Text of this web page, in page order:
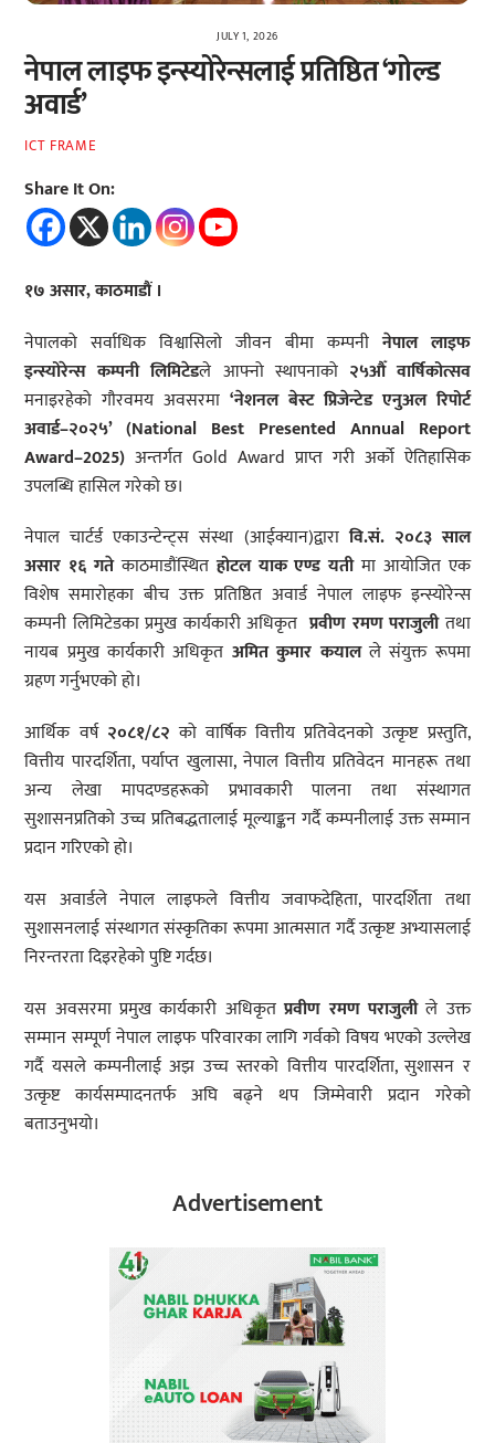
JULY 1, 2026
नेपाल लाइफ इन्स्योरेन्सलाई प्रतिष्ठित ‘गोल्ड
अवार्ड’
ICT FRAME
Share It On:
१७ असार, काठमाडौं ।
नेपालको सर्वाधिक विश्वासिलो जीवन बीमा कम्पनीनेपाललाइफ
इन्स्योरेन्सकम्पनीलिमिटेडले आफ्नो स्थापनाको २५औँवार्षिकोत्सव
मनाइरहेको गौरवमय अवसरमा‘नेशनलबेस्टप्रिजेन्टेडएनुअलरिपोर्ट
अवार्ड–२०२५’ (National Best Presented Annual Report
Award–2025) अन्तर्गत Gold Award प्राप्त गरी अर्को ऐतिहासिक
उपलब्धि हासिल गरेको छ।
नेपाल चार्टर्ड एकाउन्टेन्ट्स संस्था (आईक्यान)द्वारावि.सं. २०८३साल
असार १६गतेकाठमाडौंस्थितहोटलयाकएण्डयतीमा आयोजित एक
विशेष समारोहका बीच उक्त प्रतिष्ठित अवार्ड नेपाल लाइफ इन्स्योरेन्स
कम्पनी लिमिटेडका प्रमुख कार्यकारी अधिकृत प्रवीणरमणपराजुलीतथा
नायब प्रमुख कार्यकारी अधिकृत अमितकुमारकयालले संयुक्त रूपमा
ग्रहण गर्नुभएको हो।
आर्थिक वर्ष २०८१/८२ को वार्षिक वित्तीय प्रतिवेदनको उत्कृष्ट प्रस्तुति,
वित्तीय पारदर्शिता, पर्याप्त खुलासा, नेपाल वित्तीय प्रतिवेदन मानहरू तथा
अन्य लेखा मापदण्डहरूको प्रभावकारी पालना तथा संस्थागत
सुशासनप्रतिको उच्च प्रतिबद्धतालाई मूल्याङ्कन गर्दै कम्पनीलाई उक्त सम्मान
प्रदान गरिएको हो।
यस अवार्डले नेपाल लाइफले वित्तीय जवाफदेहिता, पारदर्शिता तथा
सुशासनलाई संस्थागत संस्कृतिका रूपमा आत्मसात गर्दै उत्कृष्ट अभ्यासलाई
निरन्तरता दिइरहेको पुष्टि गर्दछ।
यस अवसरमा प्रमुख कार्यकारी अधिकृत प्रवीणरमणपराजुलीले उक्त
सम्मान सम्पूर्ण नेपाल लाइफ परिवारका लागि गर्वको विषय भएको उल्लेख
गर्दै यसले कम्पनीलाई अझ उच्च स्तरको वित्तीय पारदर्शिता, सुशासन र
उत्कृष्ट कार्यसम्पादनतर्फ अघि बढ्ने थप जिम्मेवारी प्रदान गरेको
बताउनुभयो।
Advertisement